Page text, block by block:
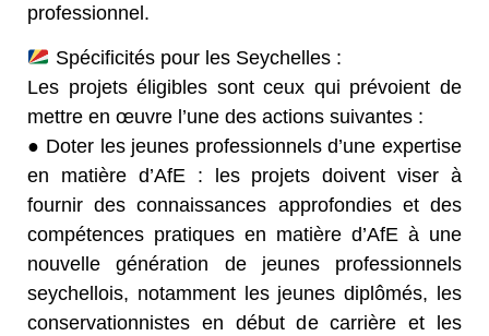
professionnel.
Spécificités pour les Seychelles :
Les projets éligibles sont ceux qui prévoient de
mettre en œuvre l’une des actions suivantes :
● Doter les jeunes professionnels d’une expertise
en matière d’AfE : les projets doivent viser à
fournir des connaissances approfondies et des
compétences pratiques en matière d’AfE à une
nouvelle génération de jeunes professionnels
seychellois, notamment les jeunes diplômés, les
conservationnistes en début de carrière et les